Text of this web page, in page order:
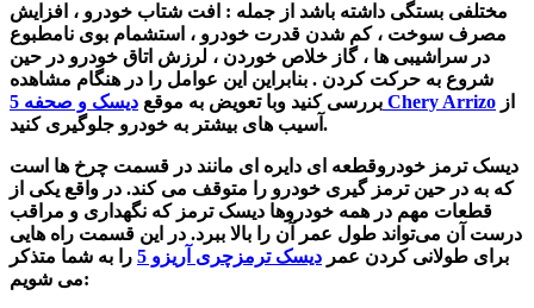
مختلفی بستگی داشته باشد از جمله : افت شتاب خودرو ، افزایش
مصرف سوخت ، کم شدن قدرت خودرو ، استشمام بوی نامطبوع
در سراشیبی ها ، گاز خلاص خوردن ، لرزش اتاق خودرو در حین
شروع به حرکت کردن . بنابراین این عوامل را در هنگام مشاهده
بررسی کنید وبا تعویض به موقع دیسک و صحفه 5 Chery Arrizo
آسیب های بیشتر به خودرو جلوگیری کنید.
دیسک ترمز خودروقطعه ای دایره ای مانند در قسمت چرخ ها است
که به در حین ترمز گیری خودرو را متوقف می کند. در واقع یکی از
قطعات مهم در همه خودروها دیسک ترمز که نگهداری و مراقب
درست آن می‌تواند طول عمر آن را بالا ببرد. در این قسمت راه هایی
برای طولانی کردن عمر دیسک ترمزچری آریزو 5
را به شما متذکر
می شویم: